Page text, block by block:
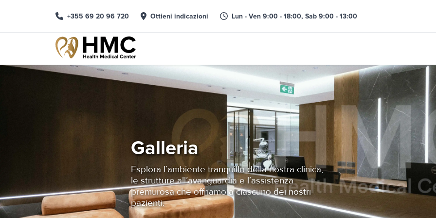
+355 69 20 96 720 Ottieni indicazioni Lun - Ven 9:00 - 18:00, Sab 9:00 - 13:00
Galleria
Esplora l’ambiente tranquillo della nostra clinica,
le strutture all’avanguardia e l’assistenza
premurosa che offriamo a ciascuno dei nostri
pazienti.